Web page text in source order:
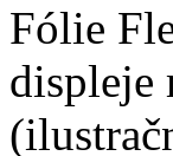
Fólie
displeje